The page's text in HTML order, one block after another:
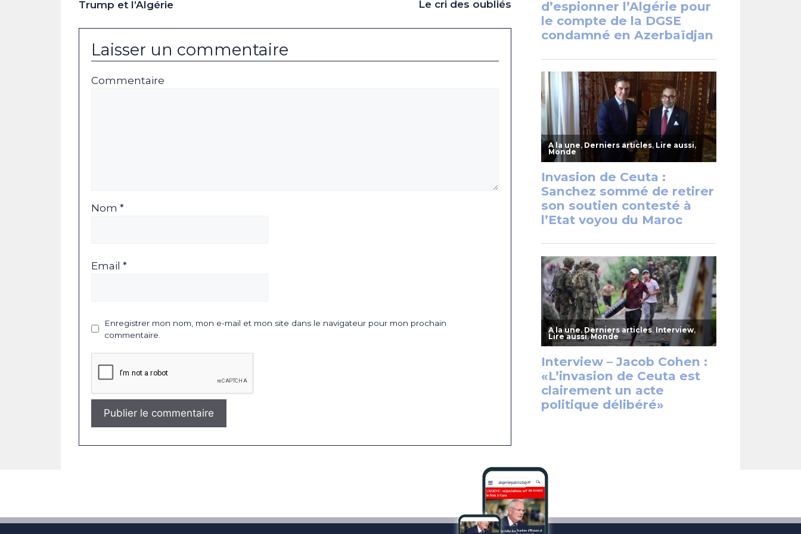
Trump et l’Algérie Le cri des oubliés
Laisser un commentaire
Commentaire
Nom *
Email *
Enregistrer mon nom, mon e-mail et mon site dans le navigateur pour mon prochain
commentaire.